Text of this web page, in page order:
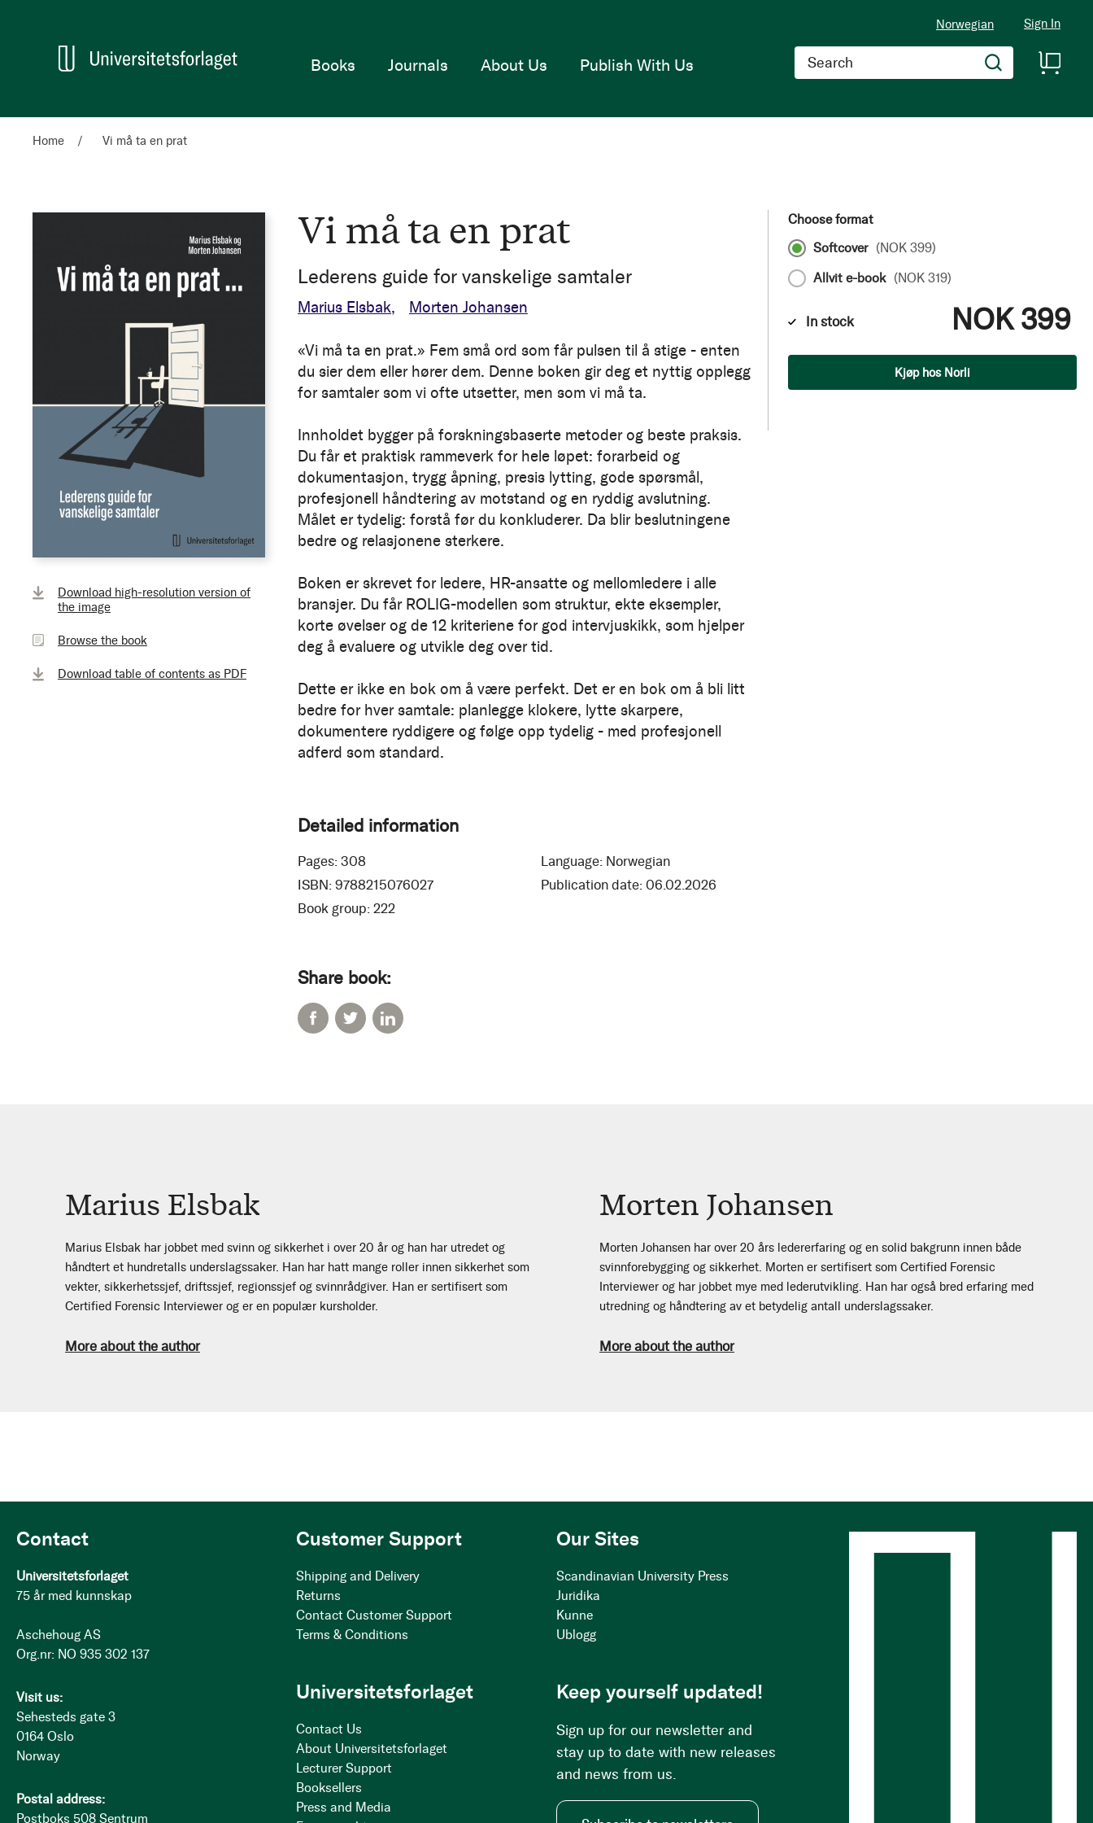
Norwegian Sign In
Search
Home
Books Journals About Us Publish With Us
Home Vi må ta en prat
Download high-resolution version of
the image
Browse
the
Browse the book
Download table of contents as PDF
Vi må ta en prat
Lederens guide for vanskelige samtaler
Marius Elsbak Morten Johansen
«Vi må ta en prat.» Fem små ord som får pulsen til å stige - enten
du sier dem eller hører dem. Denne boken gir deg et nyttig opplegg
for samtaler som vi ofte utsetter, men som vi må ta.
Innholdet bygger på forskningsbaserte metoder og beste praksis.
Du får et praktisk rammeverk for hele løpet: forarbeid og
dokumentasjon, trygg åpning, presis lytting, gode spørsmål,
profesjonell håndtering av motstand og en ryddig avslutning.
Målet er tydelig: forstå før du konkluderer. Da blir beslutningene
bedre og relasjonene sterkere.
Boken er skrevet for ledere, HR-ansatte og mellomledere i alle
bransjer. Du får ROLIG-modellen som struktur, ekte eksempler,
korte øvelser og de 12 kriteriene for god intervjuskikk, som hjelper
deg å evaluere og utvikle deg over tid.
Dette er ikke en bok om å være perfekt. Det er en bok om å bli litt
bedre for hver samtale: planlegge klokere, lytte skarpere,
dokumentere ryddigere og følge opp tydelig - med profesjonell
adferd som standard.
Detailed information
Pages: 308 Language: Norwegian
ISBN: 9788215076027 Publication date: 06.02.2026
Book group: 222
Share book:
Choose format
Softcover (NOK 399)
Allvit e-book (NOK 319)
In stock NOK 399
Kjøp hos Norli
Marius Elsbak
Marius Elsbak har jobbet med svinn og sikkerhet i over 20 år og han har utredet og
håndtert et hundretalls underslagssaker. Han har hatt mange roller innen sikkerhet som
vekter, sikkerhetssjef, driftssjef, regionssjef og svinnrådgiver. Han er sertifisert som
Certified Forensic Interviewer og er en populær kursholder.
More about the author
Morten Johansen
Morten Johansen har over 20 års ledererfaring og en solid bakgrunn innen både
svinnforebygging og sikkerhet. Morten er sertifisert som Certified Forensic
Interviewer og har jobbet mye med lederutvikling. Han har også bred erfaring med
utredning og håndtering av et betydelig antall underslagssaker.
More about the author
Contact
Universitetsforlaget
75 år med kunnskap
Aschehoug AS
Org.nr: NO 935 302 137
Visit us:
Sehesteds gate 3
0164 Oslo
Norway
Postal address:
Postboks 508 Sentrum
Customer Support
Shipping and Delivery
Returns
Contact Customer Support
Terms & Conditions
Our Sites
Scandinavian University Press
Juridika
Kunne
Ublogg
Universitetsforlaget
Contact Us
About Universitetsforlaget
Lecturer Support
Booksellers
Press and Media
Keep yourself updated!
Sign up for our newsletter and
stay up to date with new releases
and news from us.